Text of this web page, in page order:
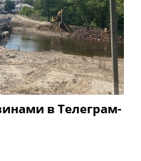
в Телеграм-